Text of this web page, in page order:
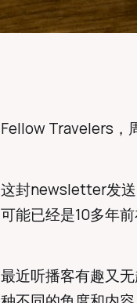
Fellow Travelers，
这封newsletter发
可能已经是10多年
最近听播客有趣又